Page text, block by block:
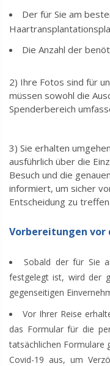
Der für Sie am
Die Anzahl der
2) Ihre Fotos sind für
müssen sowohl die
Spenderbereich
3) Sie erhalten
ausführlich über die
Besuch und die
informiert, um sicher
Entscheidung zu treffen.
Vorbereitungen vor
Sobald der für Sie
festgelegt ist, wird der
gegenseitigen
Vor Ihrer Reise
das Formular für die
tatsächlichen Formulare
Covid-19 aus, um